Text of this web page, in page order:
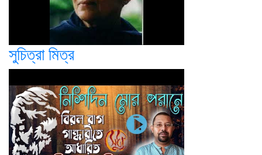
সুচিত্রা মিত্র